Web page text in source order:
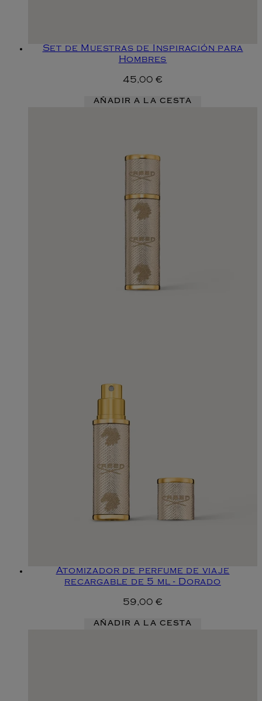
Set de Muestras de Inspiración para
Hombres
45,00 €
AÑADIR A LA CESTA
Atomizador de perfume de viaje
recargable de 5 ml - Dorado
59,00 €
AÑADIR A LA CESTA